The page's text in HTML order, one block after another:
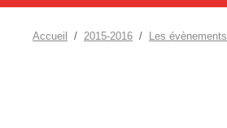
Accueil 2015-2016 Les évènements